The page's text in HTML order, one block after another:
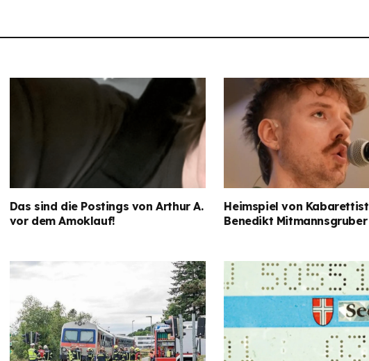
Das sind die Postings von Arthur A.
vor dem Amoklauf!
Heimspiel von Kabarettist
Benedikt Mitmannsgruber